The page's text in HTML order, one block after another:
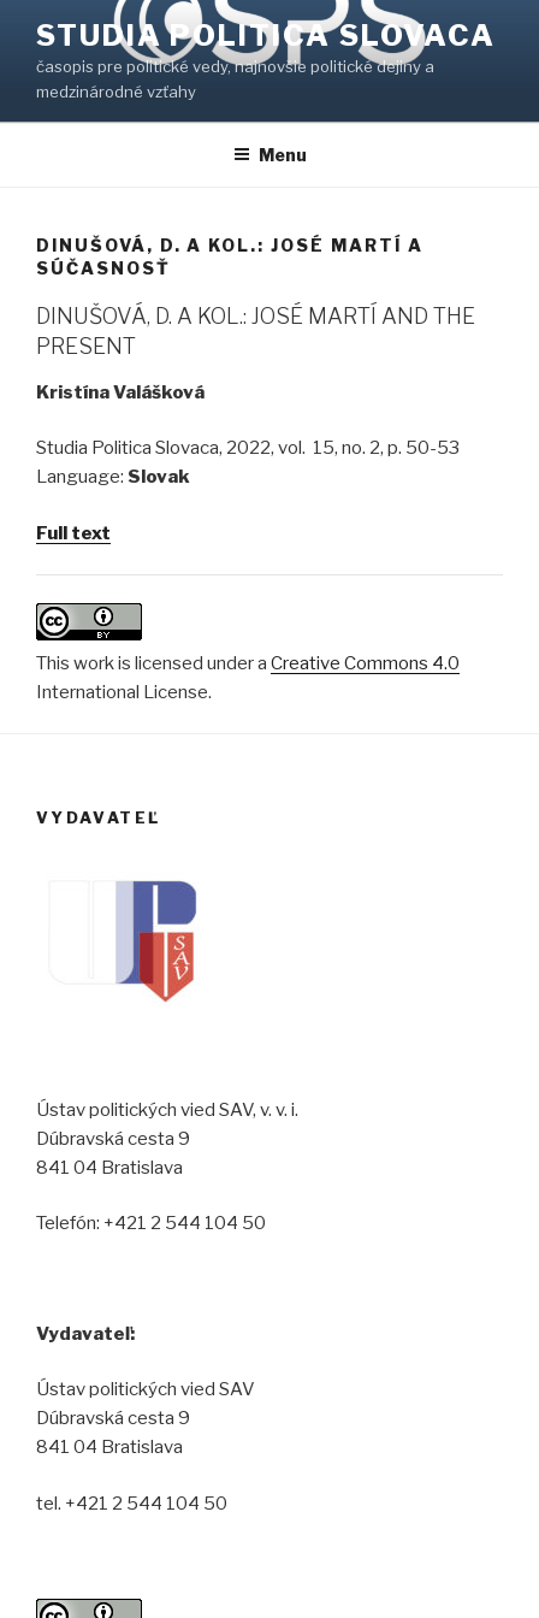
obsah
STUDIA POLITICA SLOVACA
časopis pre politické vedy, najnovšie politické dejiny a
medzinárodné vzťahy
Menu
DINUŠOVÁ, D. A KOL.: JOSÉ MARTÍ A
SÚČASNOSŤ
DINUŠOVÁ, D. A KOL.: JOSÉ MARTÍ AND THE
PRESENT
Kristína Valášková
Studia Politica Slovaca, 2022, vol. 15, no. 2, p. 50-53
Language: Slovak
Full text
This work is licensed under a Creative Commons 4.0
International License.
VYDAVATEĽ
Ústav politických vied SAV, v. v. i.
Dúbravská cesta 9
841 04 Bratislava
Telefón: +421 2 544 104 50
Vydavateľ:
Ústav politických vied SAV
Dúbravská cesta 9
841 04 Bratislava
tel. +421 2 544 104 50